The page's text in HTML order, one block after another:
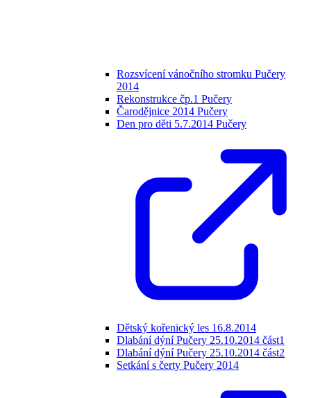
Rozsvícení vánočního stromku Pučery
2014
Rekonstrukce čp.1 Pučery
Čarodějnice 2014 Pučery
Den pro děti 5.7.2014 Pučery
Dětský kořenický les 16.8.2014
Dlabání dýní Pučery 25.10.2014 část1
Dlabání dýní Pučery 25.10.2014 část2
Setkání s čerty Pučery 2014